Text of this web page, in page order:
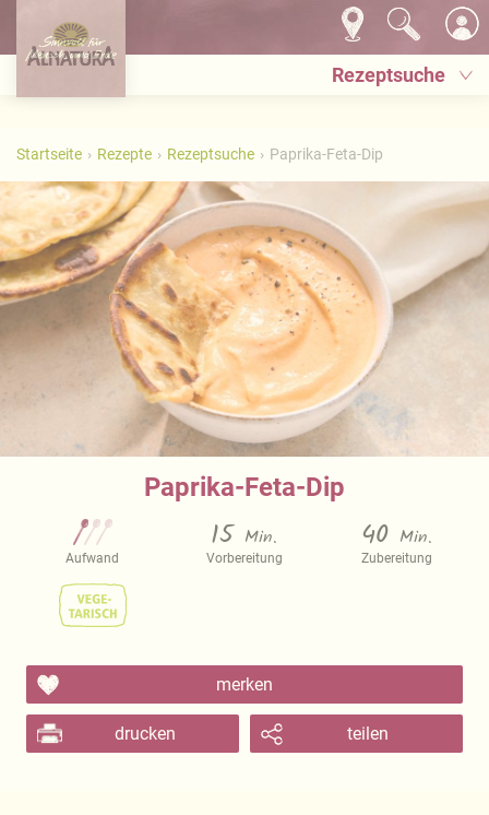
Rezeptsuche
Startseite Rezepte Rezeptsuche Paprika-Feta-Dip
Paprika-Feta-Dip
Aufwand
15 Min.
Vorbereitung
40 Min.
Zubereitung
merken
drucken teilen